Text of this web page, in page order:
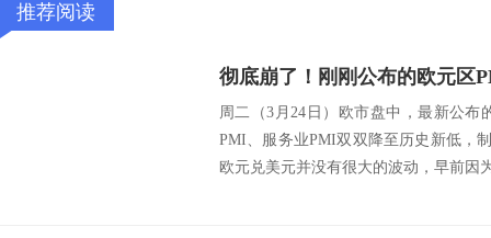
推荐阅读
周二（3月24日）欧市盘中，最新公布
PMI、服务业PMI双双降至历史新低，
欧元兑美元并没有很大的波动，早前因